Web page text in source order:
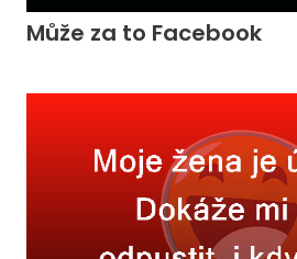
Může za to Facebook